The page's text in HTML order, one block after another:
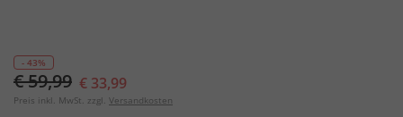
- 43%
€ 59,99 € 33,99
Preis inkl. MwSt. zzgl. Versandkosten